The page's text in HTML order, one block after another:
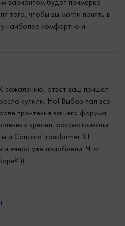
вариантом будет примерка
того, чтобы вы могли понять в
наиболее комфортно и
сожалению, ответ ваш пришёл
купили. Но! Выбор пал все
прочтения вашего форума.
кресел, рассматривали
и Concord transformer XT.
и вчера уже приобрели. Что
))